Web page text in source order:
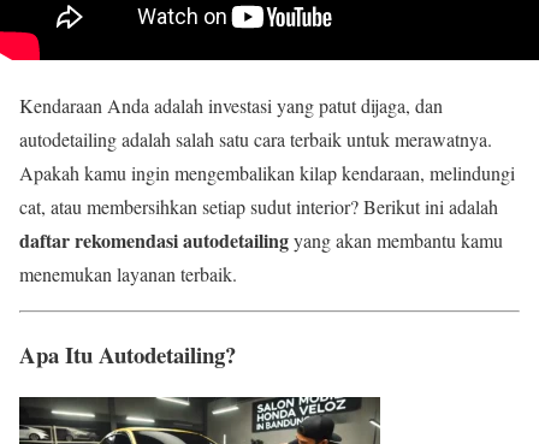
Kendaraan Anda adalah investasi yang patut dijaga, dan
autodetailing adalah salah satu cara terbaik untuk merawatnya.
Apakah kamu ingin mengembalikan kilap kendaraan, melindungi
cat, atau membersihkan setiap sudut interior? Berikut ini adalah
daftar rekomendasi autodetailingyang akan membantu kamu
menemukan layanan terbaik.
Apa Itu Autodetailing?